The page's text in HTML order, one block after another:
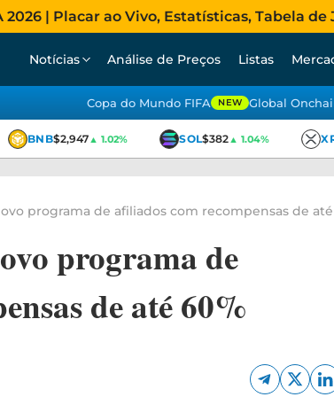
| Placar ao Vivo, Estatísticas, Tabela de
Notícias Análise de Preços Listas
Copa do Mundo FIFA NEW Global
BNB$2,947▲ 1.02% SOL$382▲ 1.04%
programa de afiliados com recompensas de até
programa de
de até 60%